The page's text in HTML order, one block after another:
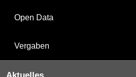
Open Data
Vergaben